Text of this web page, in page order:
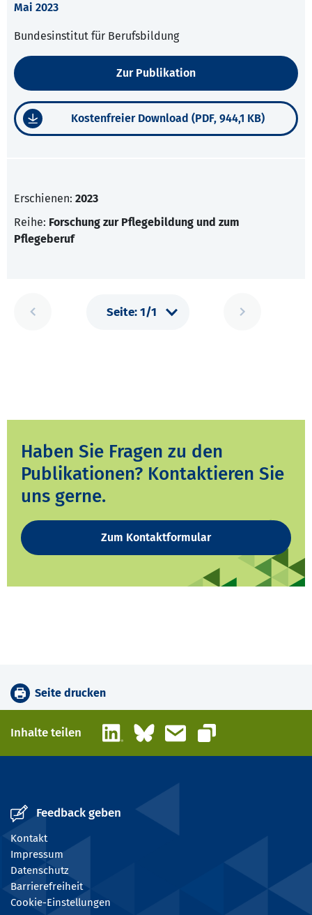
Mai 2023
Bundesinstitut für Berufsbildung
Zur Publikation
Kostenfreier Download (PDF, 944,1 KB)
Erschienen: 2023
Reihe: Forschung zur Pflegebildung und zum
Pflegeberuf
Haben Sie Fragen zu den
Publikationen? Kontaktieren Sie
uns gerne.
Zum Kontaktformular
Seite drucken
Inhalte teilen LinkedInBlueskyE-Mail
Link kopieren
Feedback geben
Kontakt
Impressum
Datenschutz
Barrierefreiheit
Cookie-Einstellungen